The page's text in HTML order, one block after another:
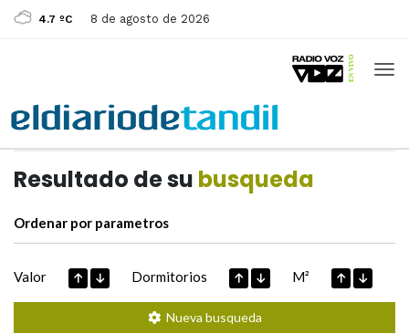
4.7 ºC 8 de agosto de 2026
Resultado de su busqueda
Ordenar por parametros
Valor Dormitorios M²
Nueva busqueda